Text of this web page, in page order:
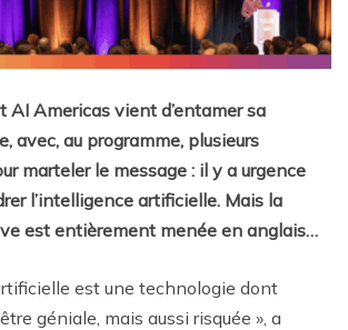
AI Americas vient d’entamer sa
avec, au programme, plusieurs
marteler le message : il y a urgence
l’intelligence artificielle. Mais la
est entièrement menée en anglais…
est une technologie dont
géniale, mais aussi risquée », a